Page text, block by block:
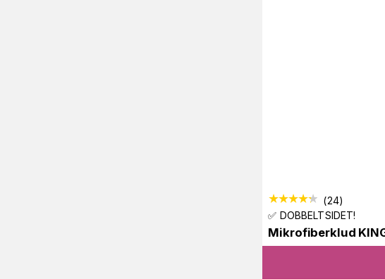
(24)
✅ DOBBELTSIDET!
Mikrofiberklud